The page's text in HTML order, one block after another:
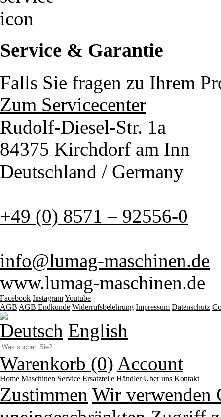
Service & Garantie
Falls Sie fragen zu Ihrem
Zum Servicecenter
Rudolf-Diesel-Str. 1a
84375 Kirchdorf am Inn
Deutschland / Germany
+49 (0) 8571 – 92556-0
info@lumag-maschinen.de
www.lumag-maschinen.de
Facebook InstagramYoutube
AGB AGB Endkunde Widerrufsbelehrung Impressum Datenschutz
Deutsch English
Warenkorb (0) Account
Home Maschinen Service Ersatzteile Händler Über uns Kontakt
Zustimmen Wir verwenden